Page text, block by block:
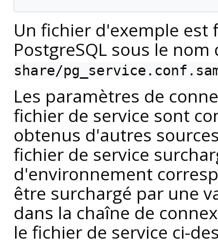
Un fichier d'exemple
PostgreSQL sous le nom
share/
Les paramètres de
fichier de service sont
obtenus d'autres
fichier de service
d'environnement
être surchargé par une
dans la chaîne de
le fichier de service ci-